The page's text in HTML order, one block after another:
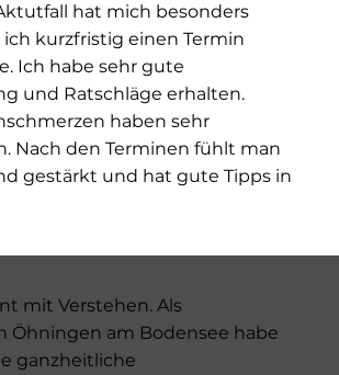
hat mich besonders
ich kurzfristig einen Termin
Ich habe sehr gute
und Ratschläge erhalten.
haben sehr
Nach den Terminen fühlt man
gestärkt und hat gute Tipps in
mit Verstehen. Als
Öhningen am Bodensee habe
ganzheitliche